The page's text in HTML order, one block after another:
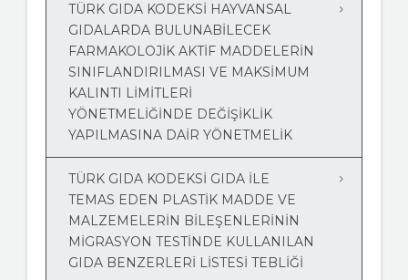
TÜRK GIDA KODEKSİ HAYVANSAL
GIDALARDA BULUNABİLECEK
FARMAKOLOJİK AKTİF MADDELERİN
SINIFLANDIRILMASI VE MAKSİMUM
KALINTI LİMİTLERİ
YÖNETMELİĞİNDE DEĞİŞİKLİK
YAPILMASINA DAİR YÖNETMELİK
TÜRK GIDA KODEKSİ GIDA İLE
TEMAS EDEN PLASTİK MADDE VE
MALZEMELERİN BİLEŞENLERİNİN
MİGRASYON TESTİNDE KULLANILAN
GIDA BENZERLERİ LİSTESİ TEBLİĞİ